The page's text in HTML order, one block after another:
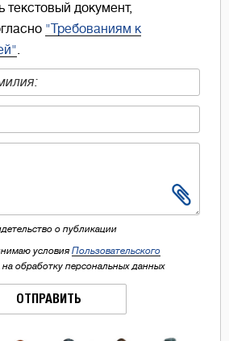
текстовый документ,
"Требованиям к
.
о публикации
условия Пользовательского
на обработку персональных данных
ОТПРАВИТЬ